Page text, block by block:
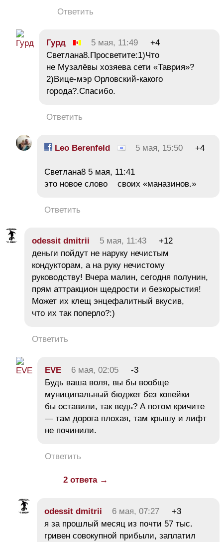
Ответить
Гурд 5 мая, 11:49
+4
Светлана8.Просветите:1)Что
не Музалёвы хозяева сети «Таврия»?
2)Вице-мэр Орловский-какого
города?.Спасибо.
Ответить
Leo Berenfeld 5 мая, 15:50 +4
Светлана8 5 мая, 11:41
это новое слово своих «маназинов.»
Ответить
odessit dmitrii 5 мая, 11:43
+12
деньги пойдут не наруку нечистым
кондукторам, а на руку нечистому
руководству! Вчера малин, сегодня полунин,
прям аттракцион щедрости и безкорыстия!
Может их клещ энцефалитный вкусив,
что их так поперло?:)
Ответить
EVE 6 мая, 02:05
-3
Будь ваша воля, вы бы вообще
муниципальный бюджет без копейки
бы оставили, так ведь? А потом кричите
— там дорога плохая, там крышу и лифт
не починили.
Ответить
2 ответа →
odessit dmitrii 6 мая, 07:27
+3
я за прошлый месяц из почти 57 тыс.
гривен совокупной прибыли, заплатил